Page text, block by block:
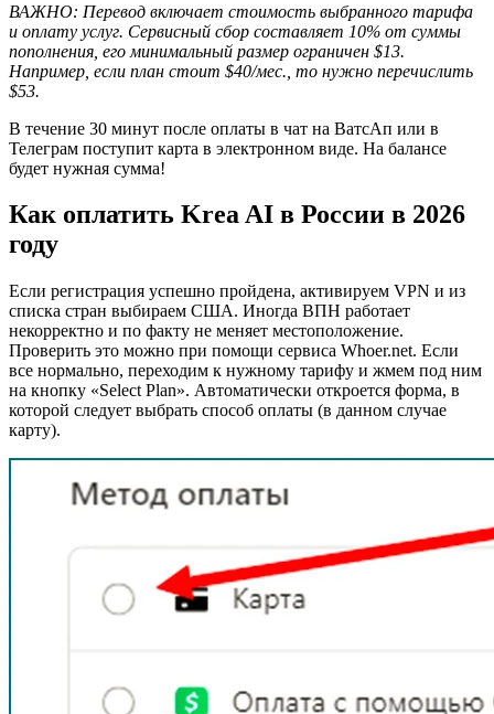
ВАЖНО: Перевод включает стоимость выбранного тарифа
и оплату услуг. Сервисный сбор составляет 10% от суммы
пополнения, его минимальный размер ограничен $13.
Например, если план стоит $40/мес., то нужно перечислить
$53.
В течение 30 минут после оплаты в чат на ВатсАп или в
Телеграм поступит карта в электронном виде. На балансе
будет нужная сумма!
Как оплатить Krea AI в России в 2026
году
Если регистрация успешно пройдена, активируем VPN и из
списка стран выбираем США. Иногда ВПН работает
некорректно и по факту не меняет местоположение.
Проверить это можно при помощи сервиса Whoer.net. Если
все нормально, переходим к нужному тарифу и жмем под ним
на кнопку «Select Plan». Автоматически откроется форма, в
которой следует выбрать способ оплаты (в данном случае
карту).